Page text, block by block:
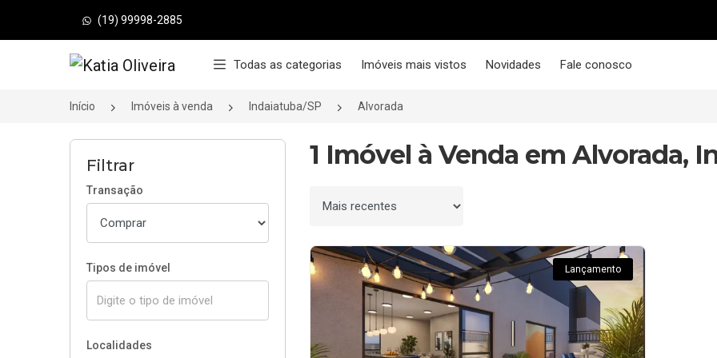
(19) 99998-2885
Página inicial Todas as categorias Imóveis mais vistos Novidades Fale conosco
Início Imóveis à venda Indaiatuba/SP Alvorada
Filtrar
Transação
Tipos de imóvel
Localidades
1 Imóvel à Venda em Alvorada,
Ordenar por
Lançamento